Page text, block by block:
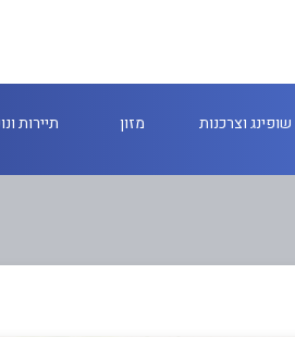
שופינג וצרכנות מזון תיירות